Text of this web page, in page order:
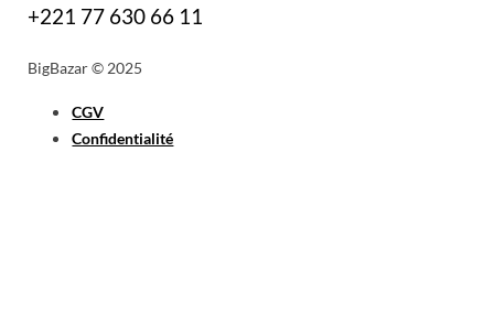
+221 77 630 66 11
BigBazar © 2025
CGV
Confidentialité